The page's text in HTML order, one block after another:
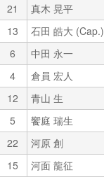
21 真木 晃平
13 石田 皓大 (Cap.)
6 中田 永一
4 倉員 宏人
12 青山 生
5 饗庭 瑞生
22 河原 創
15 河面 龍征